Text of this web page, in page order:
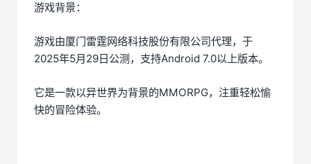
游戏背景：
游戏由厦门雷霆网络科技股份有限公司代理，于
2025年5月29日公测，支持Android 7.0以上版本。
它是一款以异世界为背景的MMORPG，注重轻松愉
快的冒险体验。